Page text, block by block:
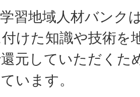
習地域人材バンク
けた知識や技術を
元していただくた
います。